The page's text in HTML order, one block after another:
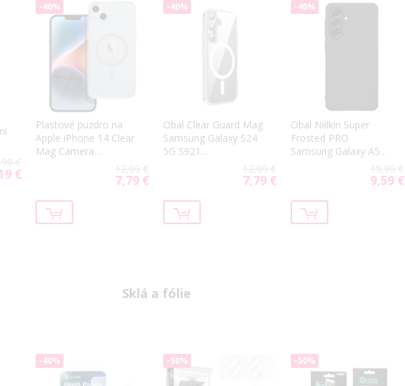
€
€
-40%
Plastové puzdro na
Apple iPhone 14 Clear
Mag Camera
12,99 €
Special
7,79 €
-40%
Obal Clear Guard Mag
Samsung Galaxy S24
5G S921
12,99 €
Special
7,79 €
-40%
Obal Nillkin Super
Frosted PRO
Samsung Galaxy A56
15,99 €
Special
9,59 €
Sklá a fólie
-40% -50% -50%